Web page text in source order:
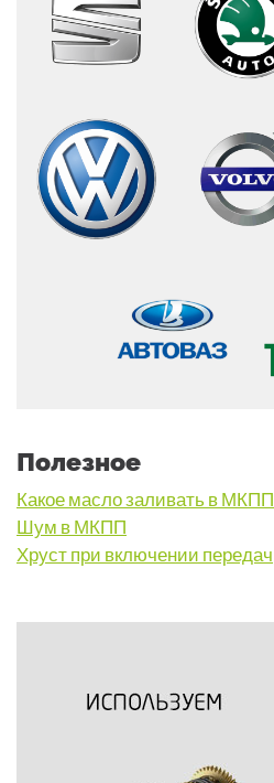
Полезное
Какое масло заливать в МКПП
Шум в МКПП
Хруст при включении передач